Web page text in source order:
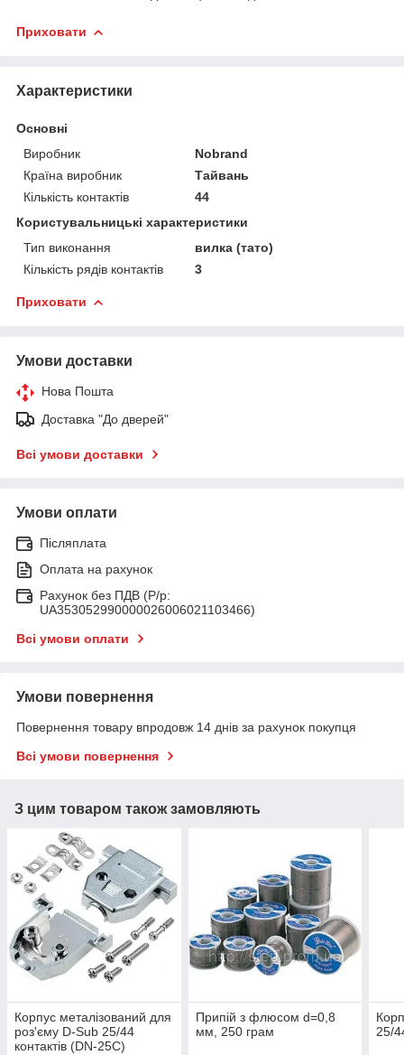
Приховати
Характеристики
Основні
Виробник
Nobrand
Країна виробник
Тайвань
Кількість контактів
44
Користувальницькі характеристики
Тип виконання
вилка (тато)
Кількість рядів контактів
3
Приховати
Умови доставки
Нова Пошта
Доставка "До дверей"
Всі умови доставки
Умови оплати
Післяплата
Оплата на рахунок
Рахунок без ПДВ (Р/р:
UA353052990000026006021103466)
Всі умови оплати
Умови повернення
Повернення товару впродовж 14 днів за рахунок покупця
Всі умови повернення
З цим товаром також замовляють
Корпус металізований для
роз'єму D-Sub 25/44
контактів (DN-25C)
Припій з флюсом d=0,8
мм, 250 грам
25/